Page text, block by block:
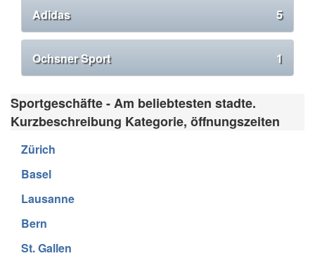
Adidas 5
Ochsner Sport 1
Sportgeschäfte - Am beliebtesten stadte.
Kurzbeschreibung Kategorie, öffnungszeiten
Zürich
Basel
Lausanne
Bern
St. Gallen